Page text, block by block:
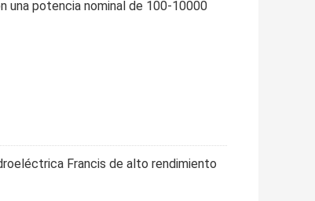
una potencia nominal de 100-10000
Francis de alto rendimiento